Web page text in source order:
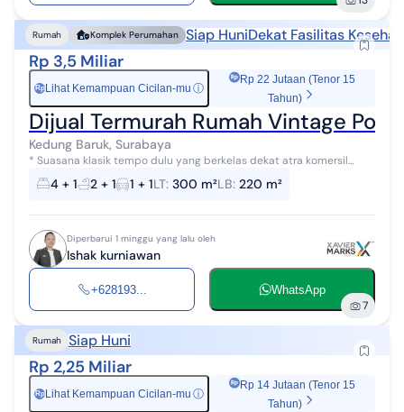
Rumah Komplek Perumahan Siap HuniDekat Fasilitas
Rp 3,5 Miliar
Rp Lihat Kemampuan Cicilan-mu ⓘ
Rp 22 Jutaan (Tenor 15
Tahun)
Dijual Termurah Rumah Vintage
Kedung Baruk, Surabaya
* Suasana klasik tempo dulu yang berkelas dekat atra komersil
Raya MERR * Lebar 12 sehingga Layout dalam Extra nyaman *
Kondisi bangunan terawat si...
4 + 1 2 + 1 1 + 1LT: 300 m²LB: 220 m²
Diperbarui 1 minggu yang lalu oleh
Ishak kurniawan
+628193... WhatsApp
7
Rumah Siap Huni
Rp 2,25 Miliar
Rp Lihat Kemampuan Cicilan-mu ⓘ
Rp 14 Jutaan (Tenor 15
Tahun)